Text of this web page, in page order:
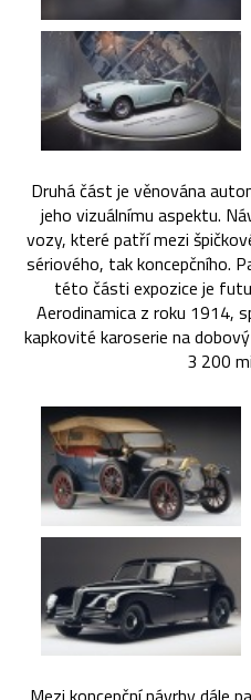
Druhá část je věnována
jeho vizuálnímu aspektu.
vozy, které patří mezi
sériového, tak koncepčního.
této části expozice je
Aerodinamica z roku 1914,
kapkovité karoserie na
3 200